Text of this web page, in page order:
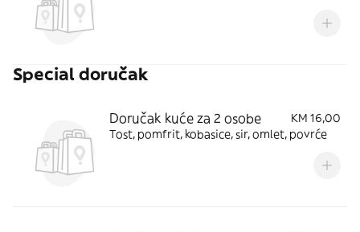
Special doručak
Doručak kuće za 2 osobe
KM 16,00
Tost, pomfrit, kobasice, sir, omlet, povrće